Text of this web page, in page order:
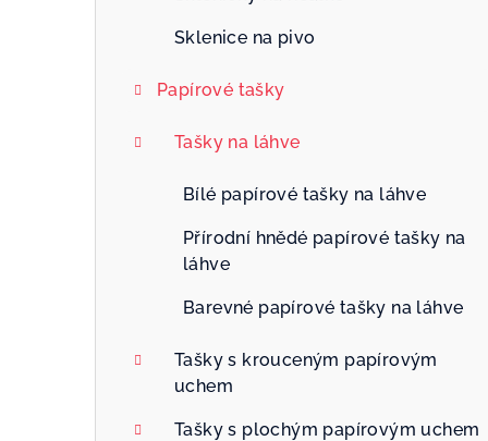
Sklenice na pivo
Papírové tašky
Tašky na láhve
Bílé papírové tašky na láhve
Přírodní hnědé papírové tašky na
láhve
Barevné papírové tašky na láhve
Tašky s krouceným papírovým
uchem
Tašky s plochým papírovým uchem